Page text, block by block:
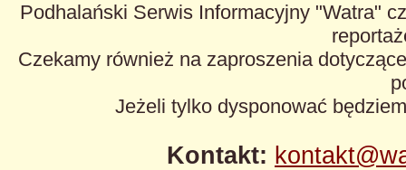
Podhalański Serwis Informacyjny "Watra"
Czekamy również na zaproszenia
Jeżeli tylko dysponować
Kontakt: